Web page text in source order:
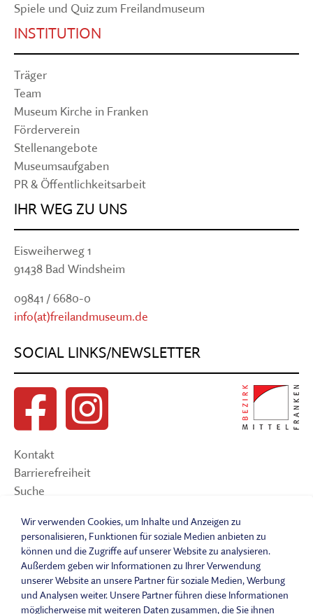
Spiele und Quiz zum Freilandmuseum
INSTITUTION
Träger
Team
Museum Kirche in Franken
Förderverein
Stellenangebote
Museumsaufgaben
PR & Öffentlichkeitsarbeit
IHR WEG ZU UNS
Eisweiherweg 1
91438 Bad Windsheim
09841 / 6680-0
info(at)freilandmuseum.de
SOCIAL LINKS/NEWSLETTER
Kontakt
Barrierefreiheit
Suche
Impressum
Datenschutzerklärung
Barrierefreiheitserklärung
Leichte Sprache
Widerrufsbelehrung
Wir verwenden Cookies, um Inhalte und Anzeigen zu
personalisieren, Funktionen für soziale Medien anbieten zu
können und die Zugriffe auf unserer Website zu analysieren.
Außerdem geben wir Informationen zu Ihrer Verwendung
unserer Website an unsere Partner für soziale Medien, Werbung
und Analysen weiter. Unsere Partner führen diese Informationen
möglicherweise mit weiteren Daten zusammen, die Sie ihnen